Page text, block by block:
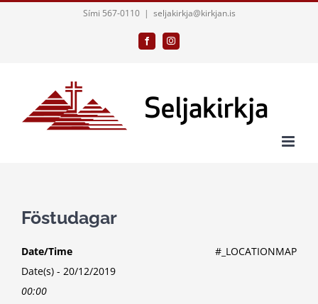
Sími 567-0110 | seljakirkja@kirkjan.is
FacebookInstagram
Föstudagar
#_LOCATIONMAP
Date/Time
Date(s) - 20/12/2019
00:00